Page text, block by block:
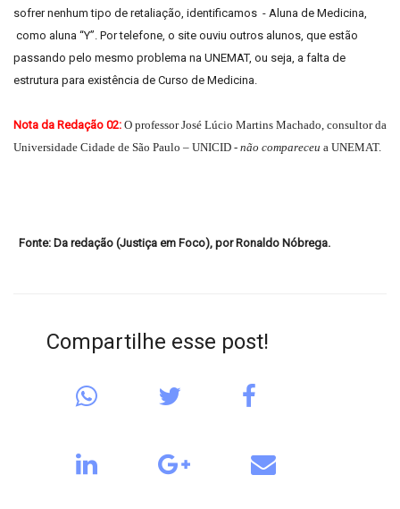
sofrer nenhum tipo de retaliação, identificamos - Aluna de Medicina,
como aluna “Y”. Por telefone, o site ouviu outros alunos, que estão
passando pelo mesmo problema na UNEMAT, ou seja, a falta de
estrutura para existência de Curso de Medicina.
Nota da Redação 02: O professor José Lúcio Martins Machado, consultor da
Universidade Cidade de São Paulo – UNICID - não compareceu a UNEMAT.
Fonte: Da redação (Justiça em Foco), por Ronaldo Nóbrega.
Compartilhe esse post!